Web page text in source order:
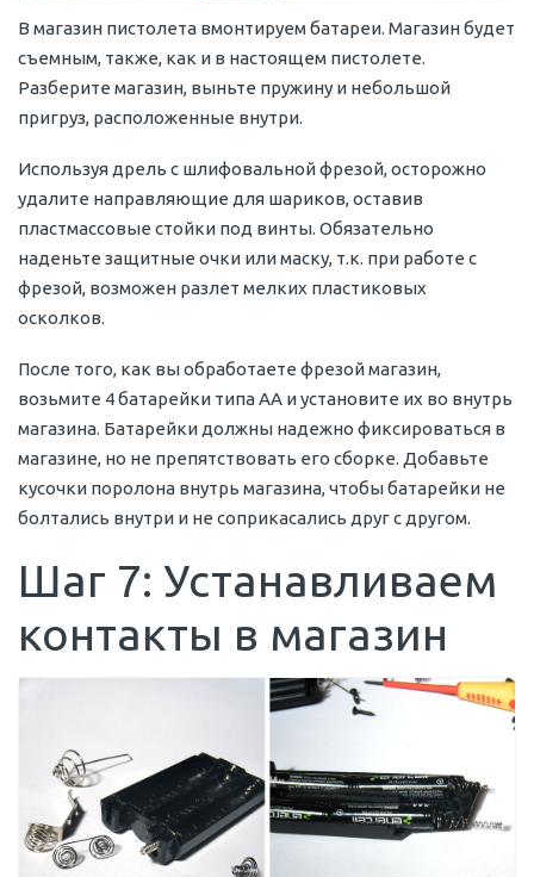
В магазин пистолета вмонтируем батареи. Магазин будет
съемным, также, как и в настоящем пистолете.
Разберите магазин, выньте пружину и небольшой
пригруз, расположенные внутри.
Используя дрель с шлифовальной фрезой, осторожно
удалите направляющие для шариков, оставив
пластмассовые стойки под винты. Обязательно
наденьте защитные очки или маску, т.к. при работе с
фрезой, возможен разлет мелких пластиковых
осколков.
После того, как вы обработаете фрезой магазин,
возьмите 4 батарейки типа AA и установите их во внутрь
магазина. Батарейки должны надежно фиксироваться в
магазине, но не препятствовать его сборке. Добавьте
кусочки поролона внутрь магазина, чтобы батарейки не
болтались внутри и не соприкасались друг с другом.
Шаг 7: Устанавливаем
контакты в магазин